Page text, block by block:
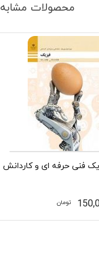
محصولات مشابه
فنی حرفه ای و کاردانش
تومان